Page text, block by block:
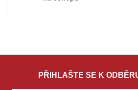
PŘIHLAŠTE SE K